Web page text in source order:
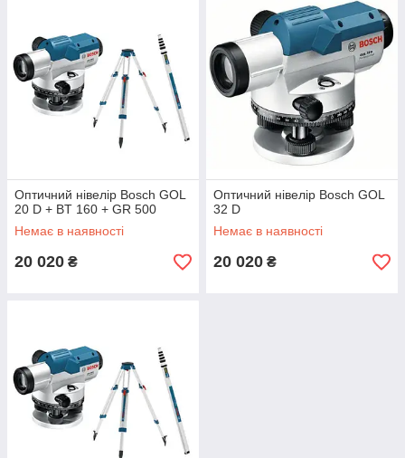
Оптичний нівелір Bosch GOL
20 D + BT 160 + GR 500
Немає в наявності
20 020 ₴
Оптичний нівелір Bosch GOL
32 D
Немає в наявності
20 020 ₴